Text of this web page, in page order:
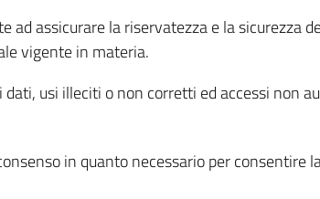
assicurare la riservatezza e la sicurezza
vigente in materia.
usi illeciti o non corretti ed accessi non
in quanto necessario per consentire